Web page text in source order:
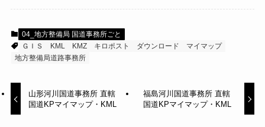
04_地方整備局 国道事務所ごと
ＧＩＳ
KML KMZ キロポスト ダウンロード
マイマップ
地方整備局道路事務所
山形河川国道事務所 直轄
国道KPマイマップ・KML
福島河川国道事務所 直轄
国道KPマイマップ・KML